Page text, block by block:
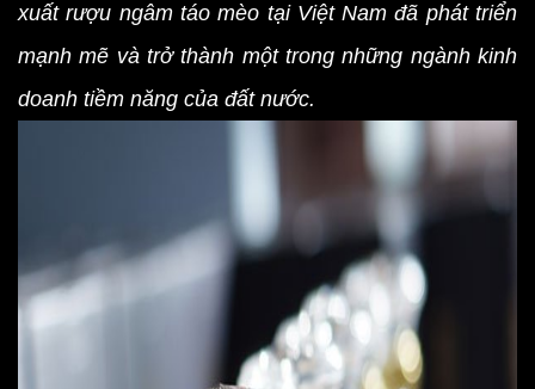
xuất rượu ngâm táo mèo tại Việt Nam đã phát triển
mạnh mẽ và trở thành một trong những ngành kinh
doanh tiềm năng của đất nước.